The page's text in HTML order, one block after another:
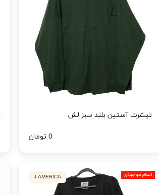
تیشرت آستین بلند سبز لش
0 تومان
اتمام موجودی J AMERICA